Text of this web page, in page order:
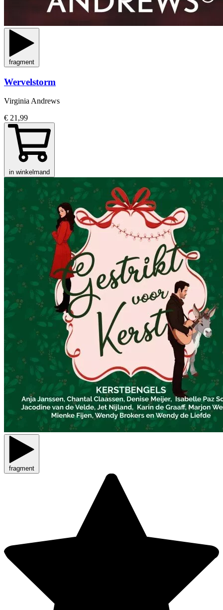
fragment
Wervelstorm
Virginia Andrews
€ 21,99
in winkelmand
fragment